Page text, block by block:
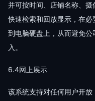
并可按时间、店铺名称、
快速检索和回放显示，在
到电脑硬盘上，从而避免
入。
6.4网上展示
该系统支持对任何用户开